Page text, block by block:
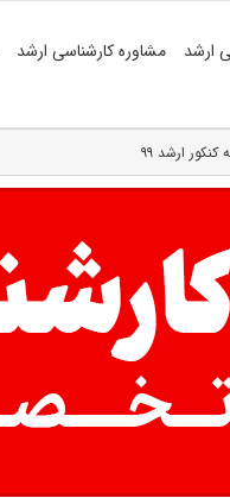
ارشد مشاوره کارشناسی ارشد
ارشد ۹۹